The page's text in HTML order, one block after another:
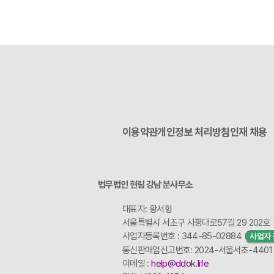
이용약관개인정보 처리방침인재 채용
법무법인 현림 강남 분사무소
대표자: 황서형
서울특별시 서초구 사평대로57길 29 202호
사업자등록번호 : 344-85-02884
사업자
통신판매업신고번호: 2024-서울서초-4401
이메일 :help@ddok.life